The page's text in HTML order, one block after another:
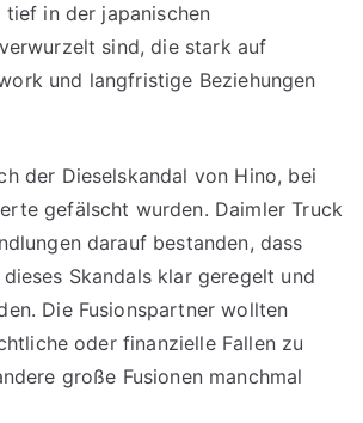
in der japanischen
sind, die stark auf
und langfristige Beziehungen
der Dieselskandal von Hino, bei
gefälscht wurden. Daimler Truck
darauf bestanden, dass
Skandals klar geregelt und
Die Fusionspartner wollten
oder finanzielle Fallen zu
große Fusionen manchmal